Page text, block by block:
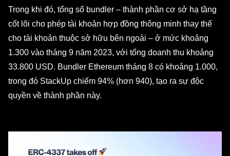
Trong khi đó, tổng số bundler – thành phần cơ sở hạ tầng
cốt lõi cho phép tài khoản hợp đồng thông minh thay thế
cho tài khoản thuộc sở hữu bên ngoài – ở mức khoảng
1.300 vào tháng 9 năm 2023, với tổng doanh thu khoảng
33.800 USD. Bundler Ethereum tháng 8 có khoảng 1.000,
trong đó StackUp chiếm 94% (hơn 940), tạo ra sự độc
quyền về thành phần này.